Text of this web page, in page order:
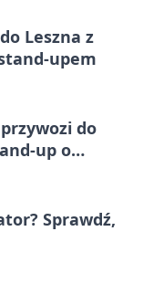
Leszna z
upem
do
up o
Sprawdź,